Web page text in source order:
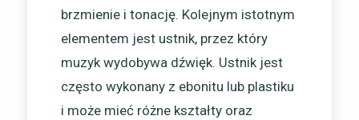
brzmienie i tonację. Kolejnym istotnym
elementem jest ustnik, przez który
muzyk wydobywa dźwięk. Ustnik jest
często wykonany z ebonitu lub plastiku
i może mieć różne kształty oraz